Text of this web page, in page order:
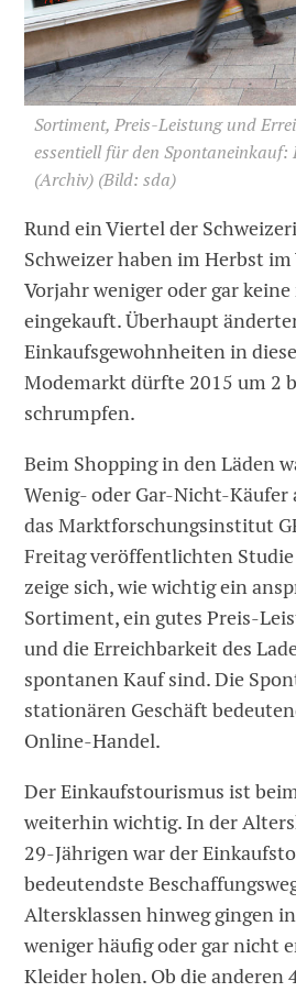
Sortiment, Preis-Leistung und
essentiell für den
(Archiv) (Bild: sda)
Rund ein Viertel der
Schweizer haben im Herbst im
Vorjahr weniger oder gar
eingekauft. Überhaupt
Einkaufsgewohnheiten in
Modemarkt dürfte 2015 um 2
schrumpfen.
Beim Shopping in den Läden
Wenig- oder Gar-Nicht-Käufer
das Marktforschungsinstitut
Freitag veröffentlichten
zeige sich, wie wichtig ein
Sortiment, ein gutes Preis-
und die Erreichbarkeit des
spontanen Kauf sind. Die
stationären Geschäft
Online-Handel.
Der Einkaufstourismus ist
weiterhin wichtig. In der
29-Jährigen war der
bedeutendste
Altersklassen hinweg gingen
weniger häufig oder gar nicht
Kleider holen. Ob die anderen